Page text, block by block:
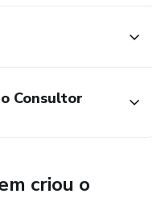
Consultor
criou o